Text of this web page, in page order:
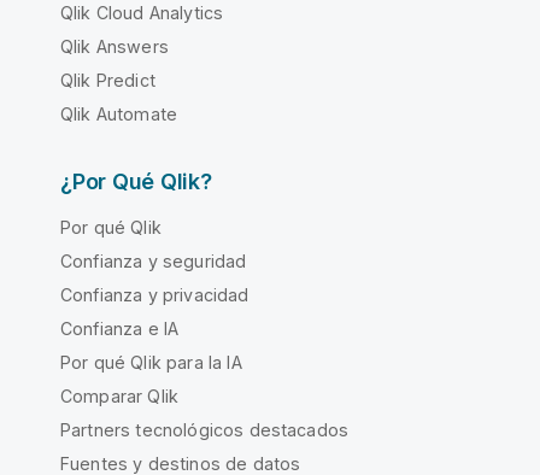
Qlik Cloud Analytics
Qlik Answers
Qlik Predict
Qlik Automate
¿Por Qué Qlik?
Por qué Qlik
Confianza y seguridad
Confianza y privacidad
Confianza e IA
Por qué Qlik para la IA
Comparar Qlik
Partners tecnológicos destacados
Fuentes y destinos de datos